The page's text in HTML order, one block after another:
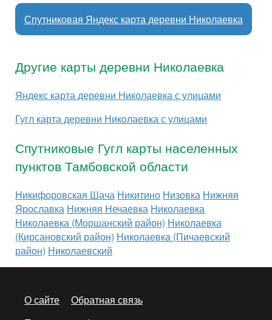
Спутниковая Яндекс карта деревни Николаевка
Другие карты деревни Николаевка
Яндекс карта деревни Николаевка с улицами
Гугл карта деревни Николаевка с улицами
Спутниковые Гугл карты населенных
пунктов Тамбовской области
Никифоровская Шача Никитино Низовка Нижняя
Ярославка Нижняя Нечаевка Николаевка
Николаевка (Моршанский район) Николаевка
(Кирсановский район) Николаевка (Пичаевский
район) Николаевский
О сайте
Обратная связь